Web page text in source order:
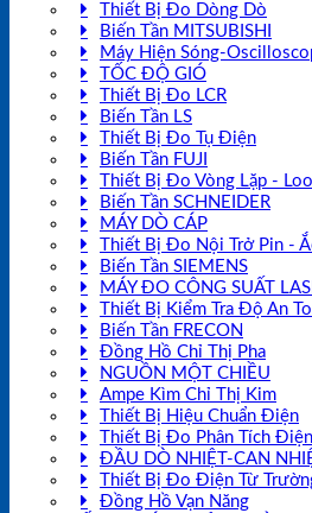
Thiết Bị Đo Dòng Dò
Biến Tần MITSUBISHI
Máy Hiện Sóng-
TỐC ĐỘ GIÓ
Thiết Bị Đo LCR
Biến Tần LS
Thiết Bị Đo Tụ Điện
Biến Tần FUJI
Thiết Bị Đo Vòng Lặp -
Biến Tần SCHNEIDER
MÁY DÒ CÁP
Thiết Bị Đo Nội Trở Pin -
Biến Tần SIEMENS
MÁY ĐO CÔNG SUẤT
Thiết Bị Kiểm Tra Độ An
Biến Tần FRECON
Đồng Hồ Chỉ Thị Pha
NGUỒN MỘT CHIỀU
Ampe Kìm Chỉ Thị Kim
Thiết Bị Hiệu Chuẩn Điện
Thiết Bị Đo Phân Tích
ĐẦU DÒ NHIỆT-CAN
Thiết Bị Đo Điện Từ
Đồng Hồ Vạn Năng